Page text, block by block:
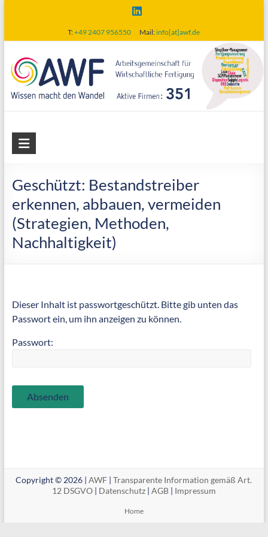
content
T:+49 2407 956550 Mail:info[at]awf.de
AWF
wirtschaftliche
Fertigung
Geschützt: Bestandstreiber
erkennen, abbauen, vermeiden
(Strategien, Methoden,
Nachhaltigkeit)
Dieser Inhalt ist passwortgeschützt. Bitte gib unten das
Passwort ein, um ihn anzeigen zu können.
Passwort:
Copyright © 2026 |AWF |Transparente Information gemäß Art.
12 DSGVO| Datenschutz| AGB| Impressum
Home